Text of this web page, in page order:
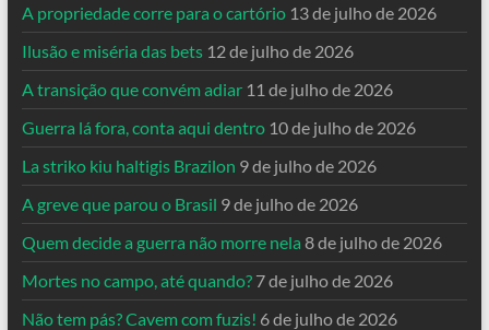
A propriedade corre para o cartório 13 de julho de 2026
Ilusão e miséria das bets 12 de julho de 2026
A transição que convém adiar 11 de julho de 2026
Guerra lá fora, conta aqui dentro 10 de julho de 2026
La striko kiu haltigis Brazilon 9 de julho de 2026
A greve que parou o Brasil 9 de julho de 2026
Quem decide a guerra não morre nela 8 de julho de 2026
Mortes no campo, até quando? 7 de julho de 2026
Não tem pás? Cavem com fuzis! 6 de julho de 2026